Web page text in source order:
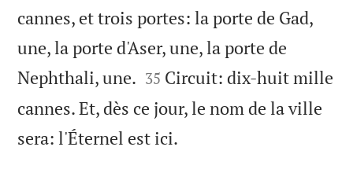
cannes, et trois portes: la porte de Gad,
une, la porte d'Aser, une, la porte de
Nephthali, une. 

35 Circuit: dix-huit mille
cannes. Et, dès ce jour, le nom de la ville
sera: l'Éternel est ici.